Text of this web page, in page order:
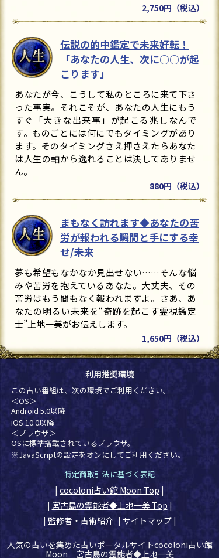
2,750円（税込）
伝説の的中鑑定で未来好転！
「あなたの人生、次に○○が起
こります」
あなたが今、こうして私のところに来て下さ
った事実。それこそが、あなたの人生にもう
すぐ「大きな出来事」が起こる兆しなんで
す。ものごとには何にでもタイミングがあり
ます。そのタイミングさえ押さえたらあなた
は人生の軸から逸れることは決してありませ
ん。
880円（税込）
まもなく訪れます◆あなたの苦
労が報われる瞬間と手にする幸
せ/未来
夢も希望もなかなか見出せない……そんな悩
みや苦労を抱えているあなた。大丈夫、その
苦労はもう間もなく報われますよ。さあ、あ
なたの明るい未来を“奇跡を起こす霊視鑑定
士”上地一美がお伝えします。
1,650円（税込）
利用推奨環境
この占い番組は、次の環境でご利用ください。
＜OS＞
Android 5.0以降
iOS 10.0以降
＜ブラウザ＞
OSに標準搭載されているブラウザ。
※JavaScriptの設定をオンにしてご利用ください。
特定商取引法に基づく表記
| cocoloni占い館 Moon Top |
| 宮古島の霊能者◆上地一美Top |
| 監修者・占術紹介 | サイトマップ|
人気の占いを集めた占いポータルサイトcocoloni占い館
Moon｜ 宮古島の霊能者◆上地一美